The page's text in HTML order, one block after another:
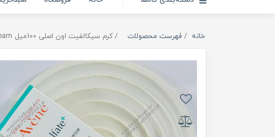
خانه فهرست محصولات کرم سیکالفیت اون اصلی 100میل Cicalfate+ Restorative Protective Cream